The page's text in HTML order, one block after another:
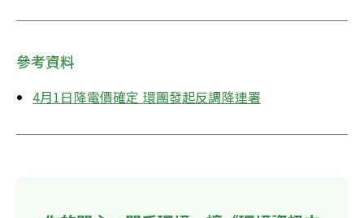
參考資料
4月1日降電價確定 環團發起反調降連署